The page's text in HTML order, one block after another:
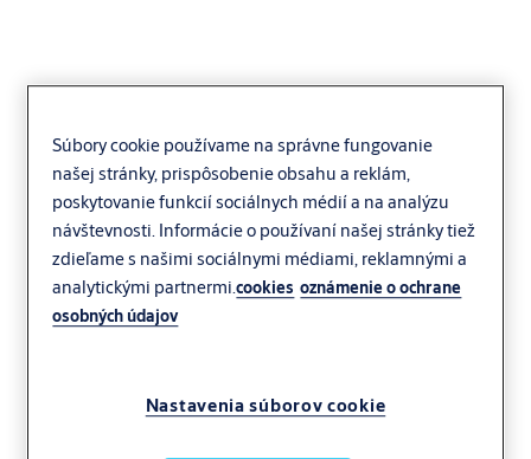
Súbory cookie používame na správne fungovanie
našej stránky, prispôsobenie obsahu a reklám,
poskytovanie funkcií sociálnych médií a na analýzu
návštevnosti. Informácie o používaní našej stránky tiež
zdieľame s našimi sociálnymi médiami, reklamnými a
analytickými partnermi.cookies oznámenie o ochrane
osobných údajov
Nastavenia súborov cookie